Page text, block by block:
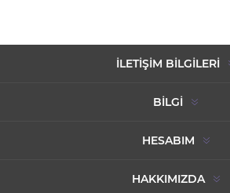
İLETIŞIM BILGILERI
BILGI
HESABIM
HAKKIMIZDA